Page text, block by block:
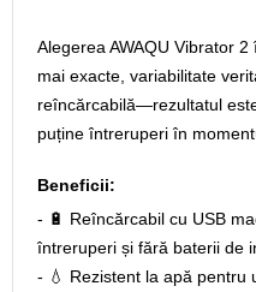
Alegerea AWAQU Vibrator
mai exacte, variabilitate
reîncărcabilă—rezultatul
puține întreruperi în
Beneficii:
- 🔋 Reîncărcabil cu USB
întreruperi și fără baterii de
- 💧 Rezistent la apă pentru